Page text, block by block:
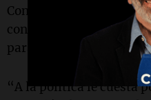
Consultado sobre la
consideró que existe
para establecer
“A la política le cuesta